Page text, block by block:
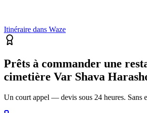
Itinéraire dans Waze
Prêts à commander une
cimetière Var Shava
Un court appel — devis sous 24 heures. Sans